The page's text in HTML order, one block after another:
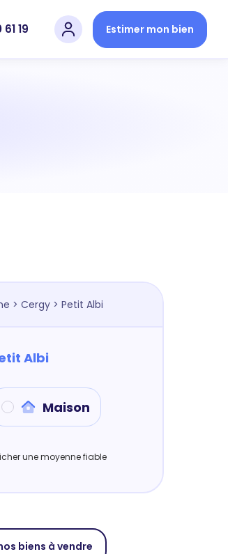
19 Estimer mon bien
> Cergy> Petit Albi
Albi
Maison
une moyenne fiable
biens à vendre